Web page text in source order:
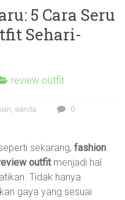
5 Cara Seru
Sehari-
review outfit
,wanita
0
sekarang,fashion
outfitmenjadi hal
Tidak hanya
gaya yang sesuai